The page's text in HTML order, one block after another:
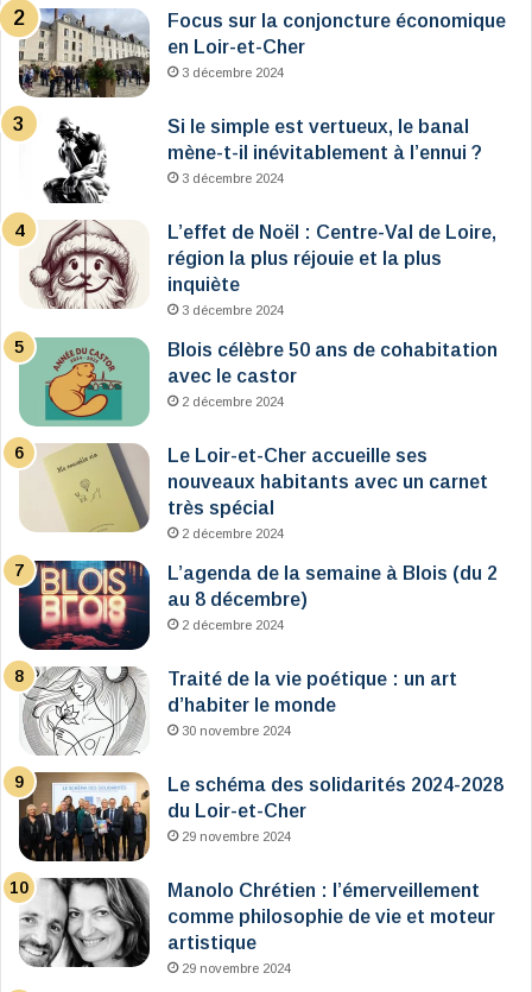
Focus sur la conjoncture économique
en Loir-et-Cher
3 décembre 2024
Si le simple est vertueux, le banal
mène-t-il inévitablement à l’ennui ?
3 décembre 2024
L’effet de Noël : Centre-Val de Loire,
région la plus réjouie et la plus
inquiète
3 décembre 2024
Blois célèbre 50 ans de cohabitation
avec le castor
2 décembre 2024
Le Loir-et-Cher accueille ses
nouveaux habitants avec un carnet
très spécial
2 décembre 2024
L’agenda de la semaine à Blois (du 2
au 8 décembre)
2 décembre 2024
Traité de la vie poétique : un art
d’habiter le monde
30 novembre 2024
Le schéma des solidarités 2024-2028
du Loir-et-Cher
29 novembre 2024
Manolo Chrétien : l’émerveillement
comme philosophie de vie et moteur
artistique
29 novembre 2024